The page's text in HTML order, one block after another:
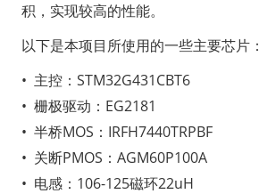
积，实现较高的性能。
以下是本项目所使用的一些主要芯片：
• 主控：STM32G431CBT6
• 栅极驱动：EG2181
• 半桥MOS：IRFH7440TRPBF
• 关断PMOS：AGM60P100A
• 电感：106-125磁环22uH